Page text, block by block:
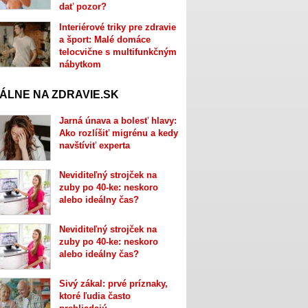
dať pozor?
Interiérové triky pre zdravie
a šport: Malé domáce
telocvične s multifunkčným
nábytkom
NA ZDRAVIE.SK
Jarná únava a bolesť hlavy:
Ako rozlíšiť migrénu a kedy
navštíviť experta
Neviditeľný strojček na
zuby po 40-ke: neskoro
alebo ideálny čas?
Neviditeľný strojček na
zuby po 40-ke: neskoro
alebo ideálny čas?
Sivý zákal: prvé príznaky,
ktoré ľudia často